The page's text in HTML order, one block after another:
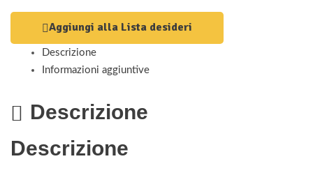
Aggiungi alla Lista desideri
Descrizione
Informazioni aggiuntive
Descrizione
Descrizione